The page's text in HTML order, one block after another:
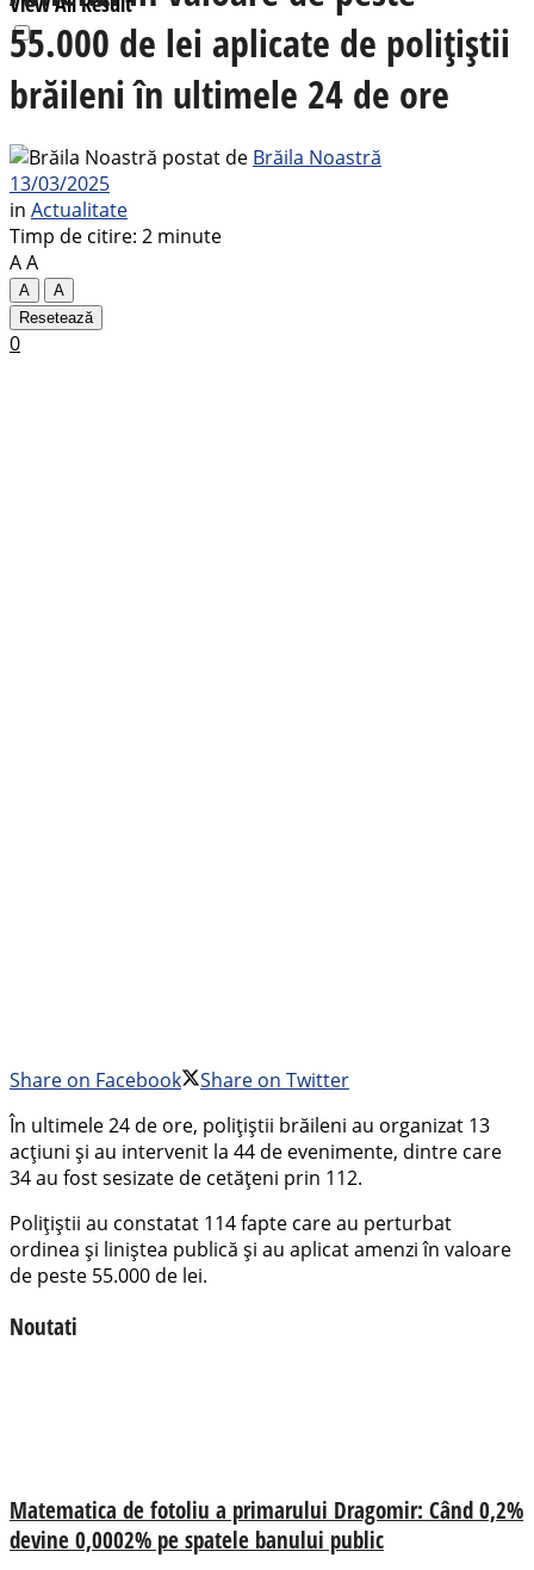
55.000 de lei aplicate de polițiștii
brăileni în ultimele 24 de ore
postat de Brăila Noastră
13/03/2025
in Actualitate
Timp de citire: 2 minute
AA
A
A
Resetează
0
Share on Facebook
Share on Twitter
În ultimele 24 de ore, polițiștii brăileni au organizat 13
acțiuni și au intervenit la 44 de evenimente, dintre care
34 au fost sesizate de cetățeni prin 112.
Polițiștii au constatat 114 fapte care au perturbat
ordinea și liniștea publică și au aplicat amenzi în valoare
de peste 55.000 de lei.
Noutati
Matematica de fotoliu a primarului Dragomir: Când 0,2%
devine 0,0002% pe spatele banului public